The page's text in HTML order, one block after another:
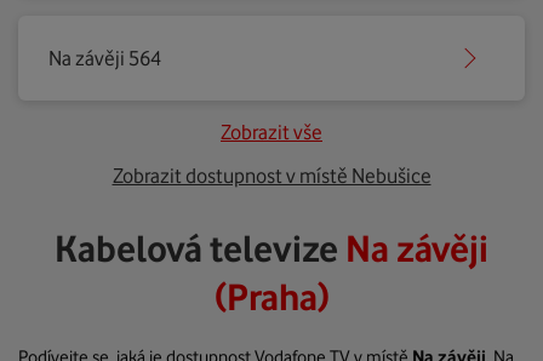
Na závěji 564
Zobrazit vše
Zobrazit dostupnost v místě Nebušice
Kabelová televize Na závěji
(Praha)